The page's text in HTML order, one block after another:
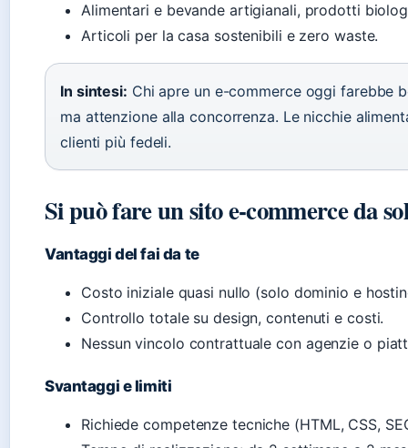
Alimentari e bevande artigianali, prodotti
Articoli per la casa sostenibili e zero waste.
In sintesi: Chi apre un e-commerce oggi farebbe
ma attenzione alla concorrenza. Le nicchie
clienti più fedeli.
Si può fare un sito e-commerce da
Vantaggi del fai da te
Costo iniziale quasi nullo (solo dominio e
Controllo totale su design, contenuti e costi.
Nessun vincolo contrattuale con agenzie o
Svantaggi e limiti
Richiede competenze tecniche (HTML, CSS,